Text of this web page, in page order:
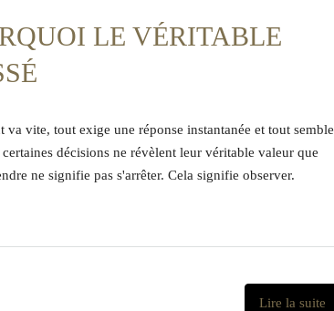
LE VÉRITABLE
vite, tout exige une réponse instantanée et tout semble
décisions ne révèlent leur véritable valeur que
ne signifie pas s'arrêter. Cela signifie observer.
Lire la suite